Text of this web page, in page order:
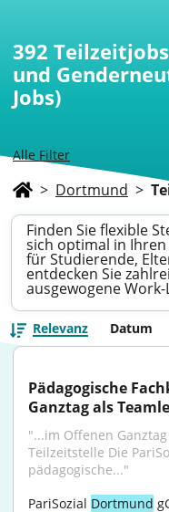
Alle Filter
392
und
Jobs)
> Dortmund >
Finden Sie flexible
sich optimal in
für Studierende,
entdecken Sie
ausgewogene
Relevanz Datum
Pädagogische
Ganztag als
"...im Offenen
Teilzeitstelle Die
pädagogische..."
PariSozial Dortmund